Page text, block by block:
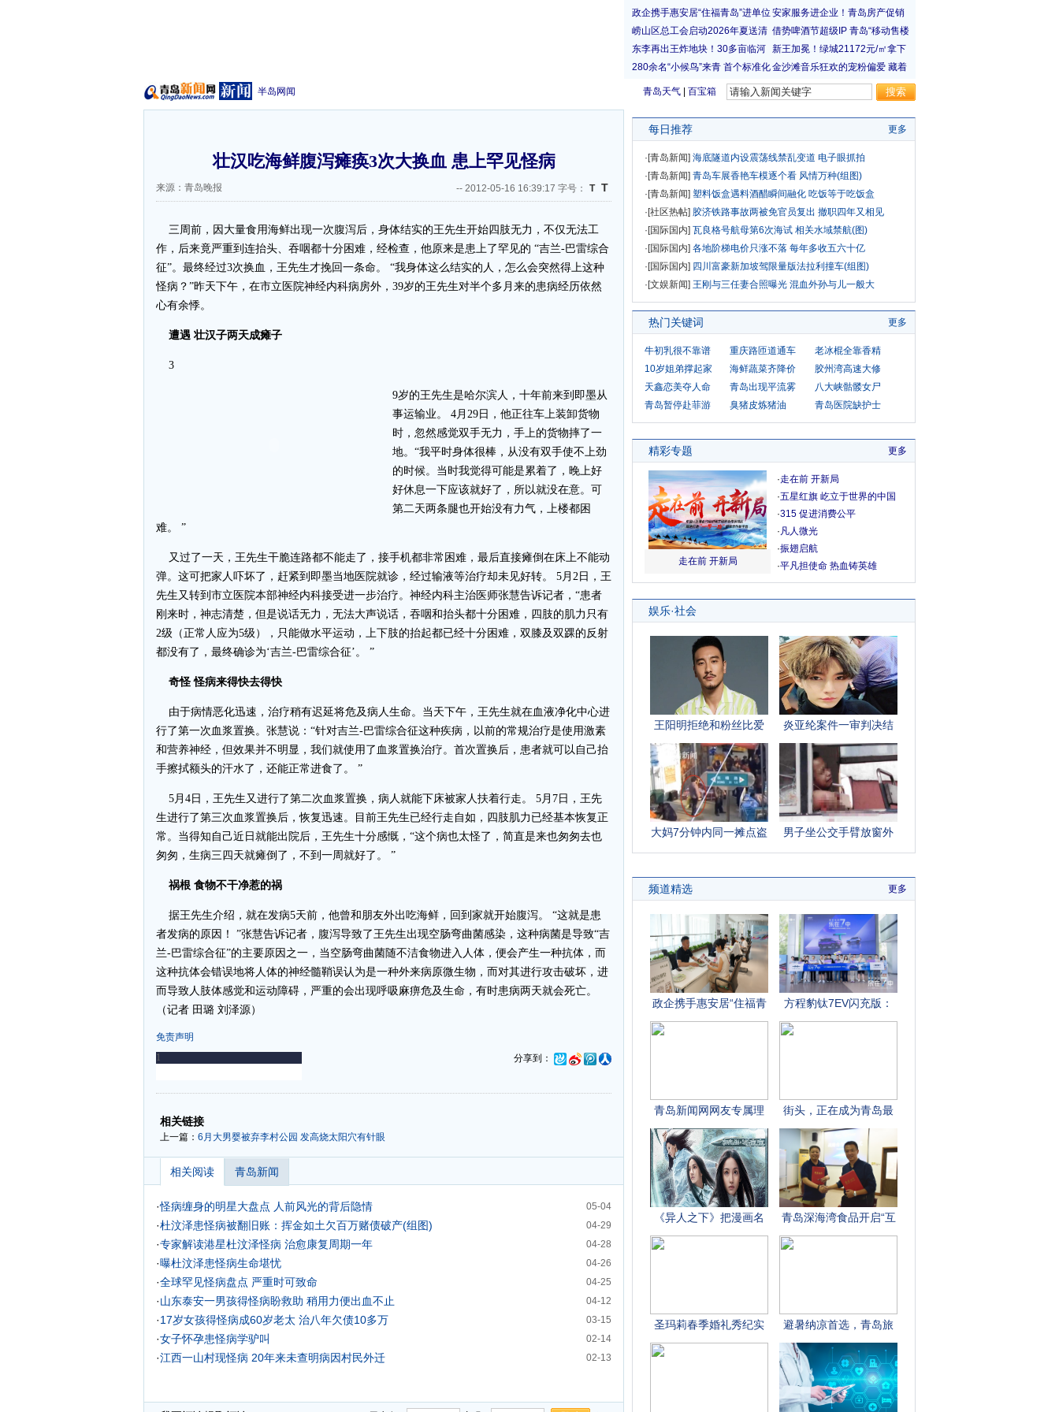
青岛天气 百宝箱
半岛网闻
壮汉吃海鲜腹泻瘫痪3次大换血 患上罕见怪病
来源：青岛晚报 -- 2012-05-16 16:39:17 字号： T T
三周前，因大量食用海鲜出现一次腹泻后，身体结实的王先生开始四肢无力，不仅无法工
作，后来竟严重到连抬头、吞咽都十分困难，经检查，他原来是患上了罕见的 “吉兰-巴雷综合
征”。最终经过3次换血，王先生才挽回一条命。 “我身体这么结实的人，怎么会突然得上这种
怪病？”昨天下午，在市立医院神经内科病房外，39岁的王先生对半个多月来的患病经历依然
心有余悸。
遭遇 壮汉子两天成瘫子
3
9岁的王先生是哈尔滨人，十年前来到即墨从
事运输业。 4月29日，他正往车上装卸货物
时，忽然感觉双手无力，手上的货物摔了一
地。“我平时身体很棒，从没有双手使不上劲
的时候。当时我觉得可能是累着了，晚上好
好休息一下应该就好了，所以就没在意。可
第二天两条腿也开始没有力气，上楼都困
难。 ”
又过了一天，王先生干脆连路都不能走了，接手机都非常困难，最后直接瘫倒在床上不能动
弹。这可把家人吓坏了，赶紧到即墨当地医院就诊，经过输液等治疗却未见好转。 5月2日，王
先生又转到市立医院本部神经内科接受进一步治疗。神经内科主治医师张慧告诉记者，“患者
刚来时，神志清楚，但是说话无力，无法大声说话，吞咽和抬头都十分困难，四肢的肌力只有
2级（正常人应为5级），只能做水平运动，上下肢的抬起都已经十分困难，双膝及双踝的反射
都没有了，最终确诊为‘吉兰-巴雷综合征’。 ”
奇怪 怪病来得快去得快
由于病情恶化迅速，治疗稍有迟延将危及病人生命。当天下午，王先生就在血液净化中心进
行了第一次血浆置换。张慧说：“针对吉兰-巴雷综合征这种疾病，以前的常规治疗是使用激素
和营养神经，但效果并不明显，我们就使用了血浆置换治疗。首次置换后，患者就可以自己抬
手擦拭额头的汗水了，还能正常进食了。 ”
5月4日，王先生又进行了第二次血浆置换，病人就能下床被家人扶着行走。 5月7日，王先
生进行了第三次血浆置换后，恢复迅速。目前王先生已经行走自如，四肢肌力已经基本恢复正
常。当得知自己近日就能出院后，王先生十分感慨，“这个病也太怪了，简直是来也匆匆去也
匆匆，生病三四天就瘫倒了，不到一周就好了。 ”
祸根 食物不干净惹的祸
据王先生介绍，就在发病5天前，他曾和朋友外出吃海鲜，回到家就开始腹泻。 “这就是患
者发病的原因！ ”张慧告诉记者，腹泻导致了王先生出现空肠弯曲菌感染，这种病菌是导致“吉
兰-巴雷综合征”的主要原因之一，当空肠弯曲菌随不洁食物进入人体，便会产生一种抗体，而
这种抗体会错误地将人体的神经髓鞘误认为是一种外来病原微生物，而对其进行攻击破坏，进
而导致人肢体感觉和运动障碍，严重的会出现呼吸麻痹危及生命，有时患病两天就会死亡。
（记者 田璐 刘泽源）
免责声明
分享到：
-
相关链接
上一篇： 6月大男婴被弃李村公园 发高烧太阳穴有针眼
相关阅读 青岛新闻
05-04
·怪病缠身的明星大盘点 人前风光的背后隐情
04-29
·杜汶泽患怪病被翻旧账：挥金如土欠百万赌债破产(组图)
04-28
·专家解读港星杜汶泽怪病 治愈康复周期一年
04-26
·曝杜汶泽患怪病生命堪忧
04-25
·全球罕见怪病盘点 严重时可致命
04-12
·山东泰安一男孩得怪病盼救助 稍用力便出血不止
03-15
·17岁女孩得怪病成60岁老太 治八年欠债10多万
02-14
·女子怀孕患怪病学驴叫
02-13
·江西一山村现怪病 20年来未查明病因村民外迁
每日推荐 更多
·[青岛新闻] 海底隧道内设震荡线禁乱变道 电子眼抓拍
·[青岛新闻] 青岛车展香艳车模逐个看 风情万种(组图)
·[青岛新闻] 塑料饭盒遇料酒醋瞬间融化 吃饭等于吃饭盒
·[社区热帖] 胶济铁路事故两被免官员复出 撤职四年又相见
·[国际国内] 瓦良格号航母第6次海试 相关水域禁航(图)
·[国际国内] 各地阶梯电价只涨不落 每年多收五六十亿
·[国际国内] 四川富豪新加坡驾限量版法拉利撞车(组图)
·[文娱新闻] 王刚与三任妻合照曝光 混血外孙与儿一般大
热门关键词 更多
牛初乳很不靠谱 重庆路匝道通车
老冰棍全靠香精
10岁姐弟撑起家
海鲜蔬菜齐降价
胶州湾高速大修
天鑫恋美夺人命
青岛出现平流雾
八大峡骷髅女尸
青岛暂停赴菲游
臭猪皮炼猪油 青岛医院缺护士